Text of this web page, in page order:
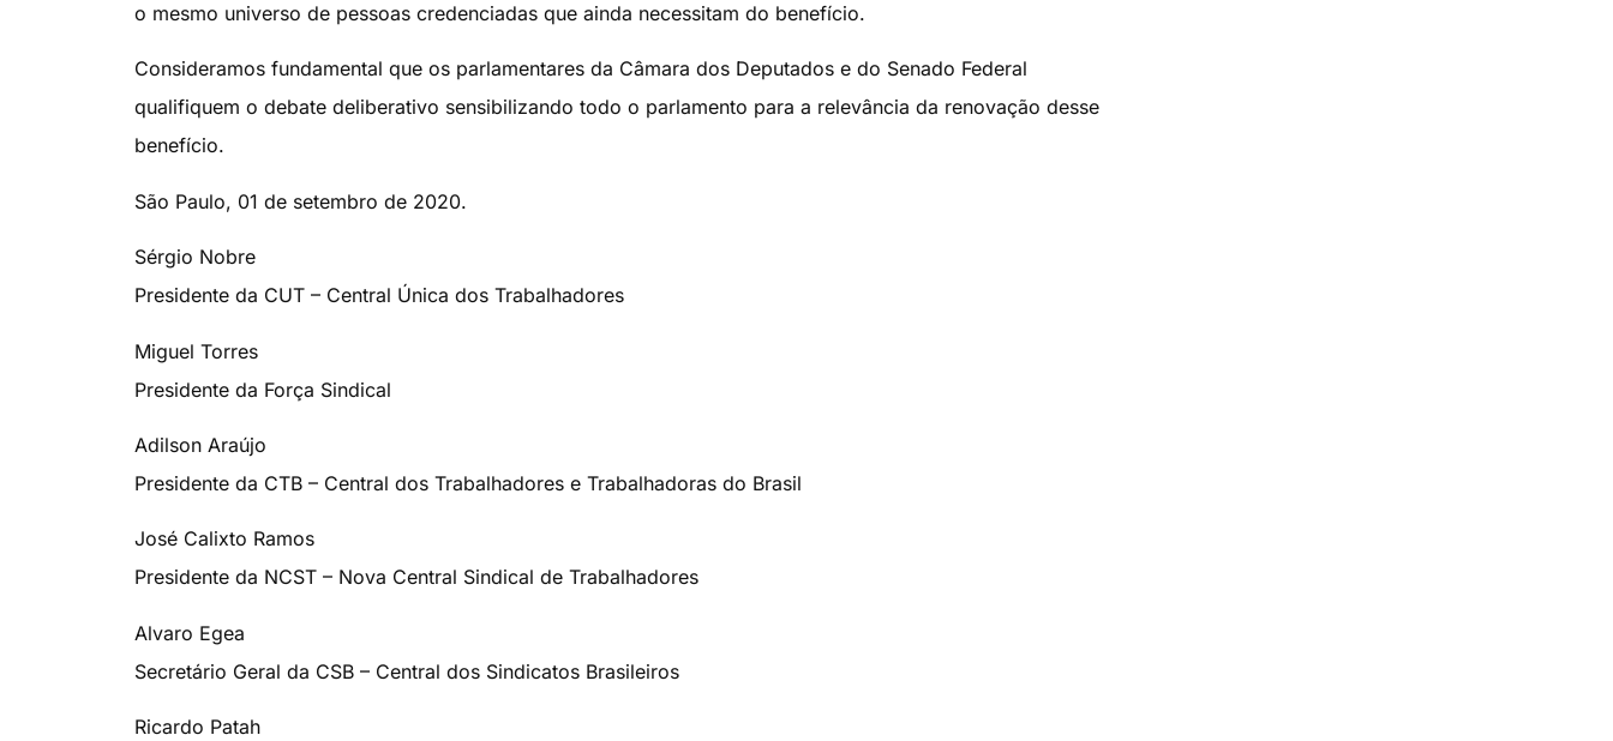
o mesmo universo de pessoas credenciadas que ainda necessitam do benefício.
Consideramos fundamental que os parlamentares da Câmara dos Deputados e do Senado Federal
qualifiquem o debate deliberativo sensibilizando todo o parlamento para a relevância da renovação desse
benefício.
São Paulo, 01 de setembro de 2020.
Sérgio Nobre
Presidente da CUT – Central Única dos Trabalhadores
Miguel Torres
Presidente da Força Sindical
Adilson Araújo
Presidente da CTB – Central dos Trabalhadores e Trabalhadoras do Brasil
José Calixto Ramos
Presidente da NCST – Nova Central Sindical de Trabalhadores
Alvaro Egea
Secretário Geral da CSB – Central dos Sindicatos Brasileiros
Ricardo Patah